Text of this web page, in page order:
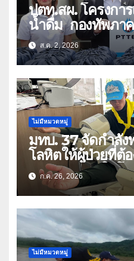
ปตท.สผ. โครงกา
น้ำดื่ม กองทัพภา
ล้านบาท
ส.ค. 2, 2026
ไม่มีหมวดหมู่
มทบ. 37 จัดกำลัง
โลหิตให้ผู้ป่วยที่ต้
เร่งด่วน เนื่องในโอ
พระชนมพรรษา
เป็นพระราชกุศลแ
พระเจ้าอยู่หัว
ก.ค. 26, 2026
ไม่มีหมวดหมู่